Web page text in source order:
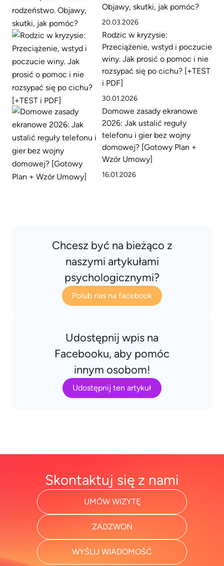
Objawy, skutki, jak pomóc?
20.03.2026
Rodzic w kryzysie:
Przeciążenie, wstyd i poczucie
winy. Jak prosić o pomoc i nie
rozsypać się po cichu? [+TEST
i PDF]
30.01.2026
Domowe zasady ekranowe
2026: Jak ustalić reguły
telefonu i gier bez wojny
domowej? [Gotowy Plan +
Wzór Umowy]
16.01.2026
Chcesz być na bieżąco z
naszymi artykułami
psychologicznymi?
Polub nas na facebook
Udostępnij wpis na
Facebooku, aby pomóc
innym osobom!
Udostępnij ten artykuł
Skontaktuj się z nami
UMÓW WIZYTĘ
ZADZWOŃ
WYŚLIJ WIADOMOŚĆ